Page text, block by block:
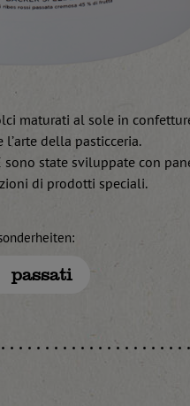
maturati al sole in
l’arte della pasticceria.
state sviluppate con
di prodotti speciali.
passati